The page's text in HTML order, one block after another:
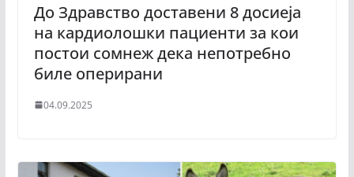
До Здравство доставени 8 досиеја
на кардиолошки пациенти за кои
постои сомнеж дека непотребно
биле оперирани
04.09.2025